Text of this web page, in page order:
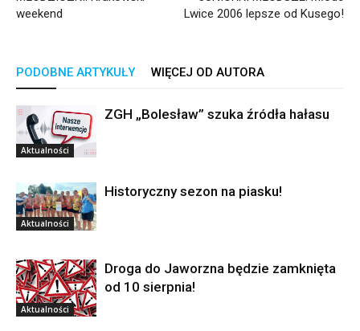
weekend
Lwice 2006 lepsze od Kusego!
PODOBNE ARTYKUŁY WIĘCEJ OD AUTORA
Aktualności
ZGH „Bolesław” szuka źródła hałasu
Aktualności
Historyczny sezon na piasku!
Aktualności
Droga do Jaworzna będzie zamknięta
od 10 sierpnia!